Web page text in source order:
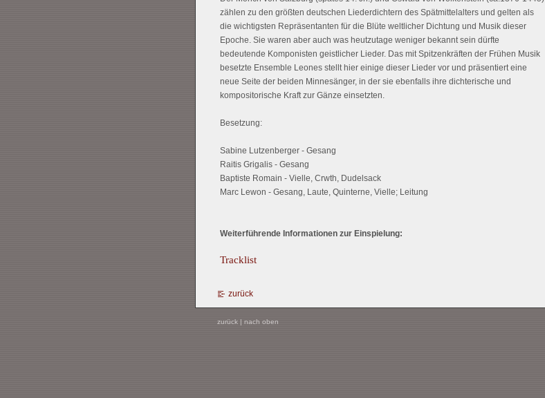
zählen zu den größten deutschen Liederdichtern des Spätmittelalters und gelten als
die wichtigsten Repräsentanten für die Blüte weltlicher Dichtung und Musik dieser
Epoche. Sie waren aber auch was heutzutage weniger bekannt sein dürfte
bedeutende Komponisten geistlicher Lieder. Das mit Spitzenkräften der Frühen Musik
besetzte Ensemble Leones stellt hier einige dieser Lieder vor und präsentiert eine
neue Seite der beiden Minnesänger, in der sie ebenfalls ihre dichterische und
kompositorische Kraft zur Gänze einsetzten.
Besetzung:
Sabine Lutzenberger - Gesang
Raitis Grigalis - Gesang
Baptiste Romain - Vielle, Crwth, Dudelsack
Marc Lewon - Gesang, Laute, Quinterne, Vielle; Leitung
Weiterführende Informationen zur Einspielung:
Tracklist
zurück
zurück| nach oben